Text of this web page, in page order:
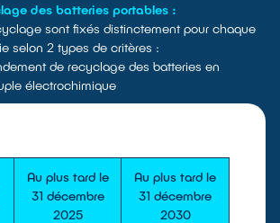
des batteries portables :
sont fixés distinctement pour chaque
selon 2 types de critères :
de recyclage des batteries en
électrochimique
Au plus tard le
31 décembre
2025
Au plus tard le
31 décembre
2030